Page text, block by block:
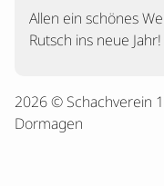
Kontakt
Allen ein schönes
Rutsch ins neue Jahr!
2026 © Schachverein
Dormagen